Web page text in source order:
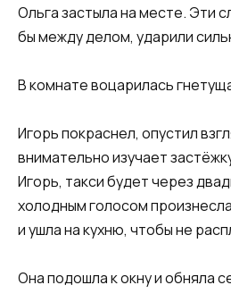
Ольга застыла на месте. Эти
бы между делом, ударили
В комнате воцарилась
Игорь покраснел, опустил
внимательно изучает
Игорь, такси будет через
холодным голосом
и ушла на кухню, чтобы не
Она подошла к окну и обняла